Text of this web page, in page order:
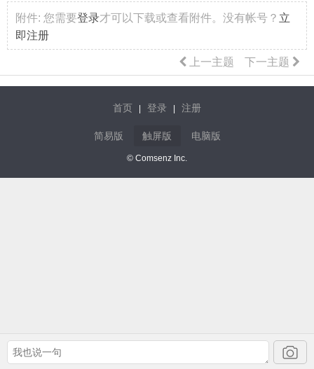
附件: 您需要登录才可以下载或查看附件。没有帐号？ 立
即注册
下一主题
上一主题
首页 登录 注册
简易版 触屏版 电脑版
© Comsenz Inc.